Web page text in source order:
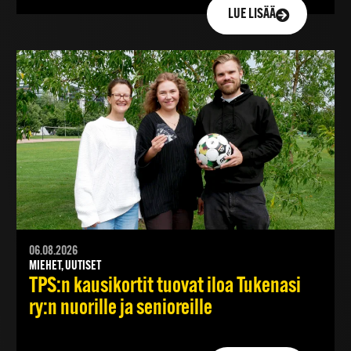
LUE LISÄÄ
06.08.2026
MIEHET, UUTISET
TPS:n kausikortit tuovat iloa Tukenasi
ry:n nuorille ja senioreille